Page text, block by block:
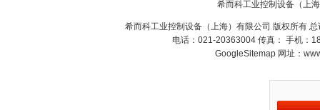
Automation GmbH
希而科工业控制设备（上
希而科工业控制设备（上海）有限公司 版权所有
电话：021-20363004 传真： 手机：
GoogleSitemap网址：